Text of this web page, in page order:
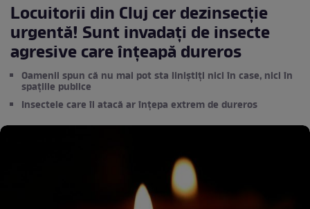
Locuitorii din Cluj cer dezinsecție
urgentă! Sunt invadați de insecte
agresive care înțeapă dureros
Oamenii spun că nu mai pot sta liniștiți nici în case, nici în
spațiile publice
Insectele care îi atacă ar înțepa extrem de dureros